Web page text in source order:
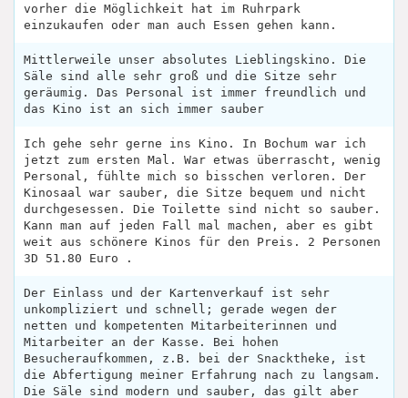
vorher die Möglichkeit hat im Ruhrpark
einzukaufen oder man auch Essen gehen kann.
Mittlerweile unser absolutes Lieblingskino. Die
Säle sind alle sehr groß und die Sitze sehr
geräumig. Das Personal ist immer freundlich und
das Kino ist an sich immer sauber
Ich gehe sehr gerne ins Kino. In Bochum war ich
jetzt zum ersten Mal. War etwas überrascht, wenig
Personal, fühlte mich so bisschen verloren. Der
Kinosaal war sauber, die Sitze bequem und nicht
durchgesessen. Die Toilette sind nicht so sauber.
Kann man auf jeden Fall mal machen, aber es gibt
weit aus schönere Kinos für den Preis. 2 Personen
3D 51.80 Euro .
Der Einlass und der Kartenverkauf ist sehr
unkompliziert und schnell; gerade wegen der
netten und kompetenten Mitarbeiterinnen und
Mitarbeiter an der Kasse. Bei hohen
Besucheraufkommen, z.B. bei der Snacktheke, ist
die Abfertigung meiner Erfahrung nach zu langsam.
Die Säle sind modern und sauber, das gilt aber